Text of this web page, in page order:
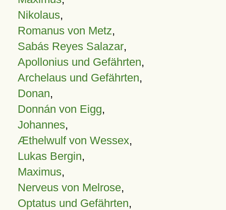
Nikolaus,
Romanus von Metz,
Sabás Reyes Salazar,
Apollonius und Gefährten,
Archelaus und Gefährten,
Donan,
Donnán von Eigg,
Johannes,
Æthelwulf von Wessex,
Lukas Bergin,
Maximus,
Nerveus von Melrose,
Optatus und Gefährten,